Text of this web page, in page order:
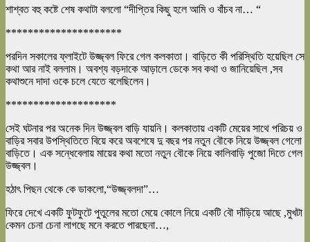
শাশ্বত বহু কষ্টে শেষ কথাটা বললো “দীপ্তির কিছু হলে আমি ও বাঁচব না… “
*********************
পরদিন সকালের ফ্লাইটে উজ্জ্বল ফিরে গেল কলকাতা। বাড়িতে কী পরিস্থিতি হয়েছিল সে
কথা আর নাই বললাম। অবশ্য বড়দাকে আড়ালে ডেকে সব কথা ও জানিয়েছিল ,সব
কথাশুনে দাদা ওকে চলে যেতে বলেছিলেন।
********************
সেই ঘটনার পর অনেক দিন উজ্জ্বল বাড়ি যায়নি। কলকাতায় একটি মেয়ের সাথে পরিচয় ও
বাড়ির সবার উপস্থিতিতে বিয়ে করে অবশেষে দু বছর পর নতুন বৌকে নিয়ে উজ্জ্বল গেলো
বাড়িতে। এক সন্ধেবেলায় মায়ের কথা মতো নতুন বৌকে নিয়ে কালিবাড়ি পুজো দিতে গেল
উজ্জ্বল।
হঠাৎ পিছন থেকে কে ডাকলো,“উজ্জ্বলদা”…
ফিরে দেখে একটি ফুটফুটে পুতুলের মতো মেয়ে কোলে নিয়ে একটি বৌ দাঁড়িয়ে আছে ,মুখটা
কেমন চেনা চেনা লাগছে মনে করতে পারছেনা…,